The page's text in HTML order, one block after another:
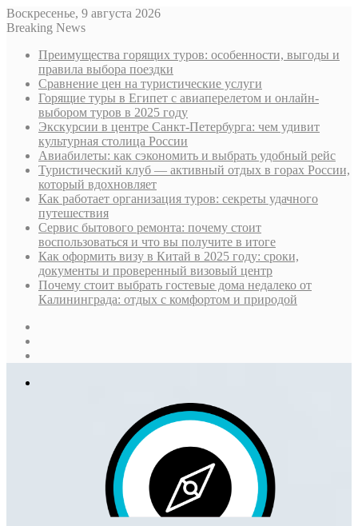
Воскресенье, 9 августа 2026
Breaking News
Преимущества горящих туров: особенности, выгоды и
правила выбора поездки
Сравнение цен на туристические услуги
Горящие туры в Египет с авиаперелетом и онлайн-
выбором туров в 2025 году
Экскурсии в центре Санкт-Петербурга: чем удивит
культурная столица России
Авиабилеты: как сэкономить и выбрать удобный рейс
Туристический клуб — активный отдых в горах России,
который вдохновляет
Как работает организация туров: секреты удачного
путешествия
Сервис бытового ремонта: почему стоит
воспользоваться и что вы получите в итоге
Как оформить визу в Китай в 2025 году: сроки,
документы и проверенный визовый центр
Почему стоит выбрать гостевые дома недалеко от
Калининграда: отдых с комфортом и природой